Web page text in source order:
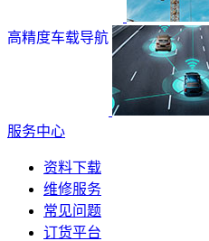
高精度车载导航
服务中心
资料下载
维修服务
常见问题
订货平台